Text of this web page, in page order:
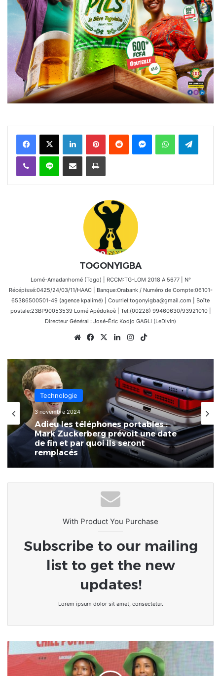
FacebookX Linkedin PinterestReddit MessengerWhatsAppTelegram
Viber Ligne Partager par email Imprimer
TOGONYIGBA
Lomé-Amadanhomé (Togo) | RCCM:TG-LOM 2018 A 5677 | N°
Récépissé:0425/24/03/11/HAAC | Banque:Orabank / Numéro de Compte:06101-
65386500501-49 (agence kpalimé) | Courriel:togonyigba@gmail.com | Boîte
postale:23BP90053539 Lomé Apédokoè | Tel:(00228) 99460630/93921010 |
Directeur Général : José-Éric Kodjo GAGLI (LeDivin)
WebsiteFacebook
X LinkedinInstagram
Technologie
3 novembre 2024
Adieu les téléphones portables :
Mark Zuckerberg prévoit une date
de fin et par quoi ils seront
remplacés
With Product You Purchase
Subscribe to our mailing
list to get the new
updates!
Lorem ipsum dolor sit amet, consectetur.
On
l'a
rêvé,